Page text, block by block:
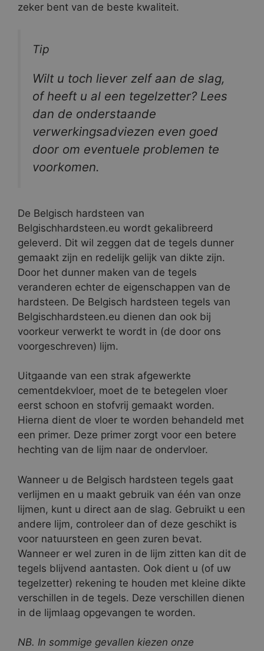
zeker bent van de beste kwaliteit.
Tip
Wilt u toch liever zelf aan de slag,
of heeft u al een tegelzetter? Lees
dan de onderstaande
verwerkingsadviezen even goed
door om eventuele problemen te
voorkomen.
De Belgisch hardsteen van
Belgischhardsteen.eu wordt gekalibreerd
geleverd. Dit wil zeggen dat de tegels dunner
gemaakt zijn en redelijk gelijk van dikte zijn.
Door het dunner maken van de tegels
veranderen echter de eigenschappen van de
hardsteen. De Belgisch hardsteen tegels van
Belgischhardsteen.eu dienen dan ook bij
voorkeur verwerkt te wordt in (de door ons
voorgeschreven) lijm.
Uitgaande van een strak afgewerkte
cementdekvloer, moet de te betegelen vloer
eerst schoon en stofvrij gemaakt worden.
Hierna dient de vloer te worden behandeld met
een primer. Deze primer zorgt voor een betere
hechting van de lijm naar de ondervloer.
Wanneer u de Belgisch hardsteen tegels gaat
verlijmen en u maakt gebruik van één van onze
lijmen, kunt u direct aan de slag. Gebruikt u een
andere lijm, controleer dan of deze geschikt is
voor natuursteen en geen zuren bevat.
Wanneer er wel zuren in de lijm zitten kan dit de
tegels blijvend aantasten. Ook dient u (of uw
tegelzetter) rekening te houden met kleine dikte
verschillen in de tegels. Deze verschillen dienen
in de lijmlaag opgevangen te worden.
NB. In sommige gevallen kiezen onze